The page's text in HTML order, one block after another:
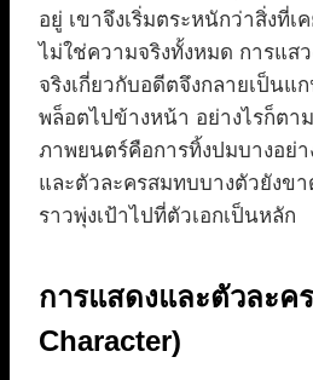
อยู่ เขาจึงเริ่มตระหนักว่าสิ่งที่เ
ไม่ใช่ความจริงทั้งหมด การแส
จริงเกี่ยวกับอดีตจึงกลายเป็นแ
พล็อตไปข้างหน้า อย่างไรก็ตา
ภาพยนตร์คือการทิ้งปมบางอย่
และตัวละครสมทบบางตัวยังขา
ราวพุ่งเป้าไปที่ตัวเอกเป็นหลัก
การแสดงและตัวละค
Character)